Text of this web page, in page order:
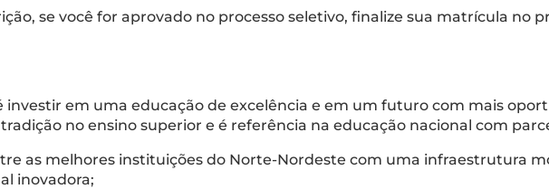
se você for aprovado no processo seletivo, finalize sua matrícula no
investir em uma educação de excelência e em um futuro com mais
no ensino superior e é referência na educação nacional com
as melhores instituições do Norte-Nordeste com uma infraestrutura
inovadora;